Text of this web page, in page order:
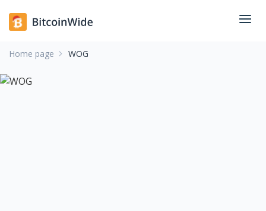
Home page WOG